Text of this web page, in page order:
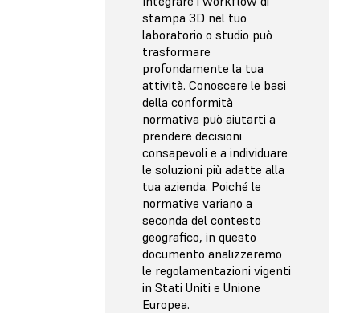
stampa 3D nel tuo
laboratorio o studio può
trasformare
profondamente la tua
attività. Conoscere le basi
della conformità
normativa può aiutarti a
prendere decisioni
consapevoli e a individuare
le soluzioni più adatte alla
tua azienda. Poiché le
normative variano a
seconda del contesto
geografico, in questo
documento analizzeremo
le regolamentazioni vigenti
in Stati Uniti e Unione
Europea.